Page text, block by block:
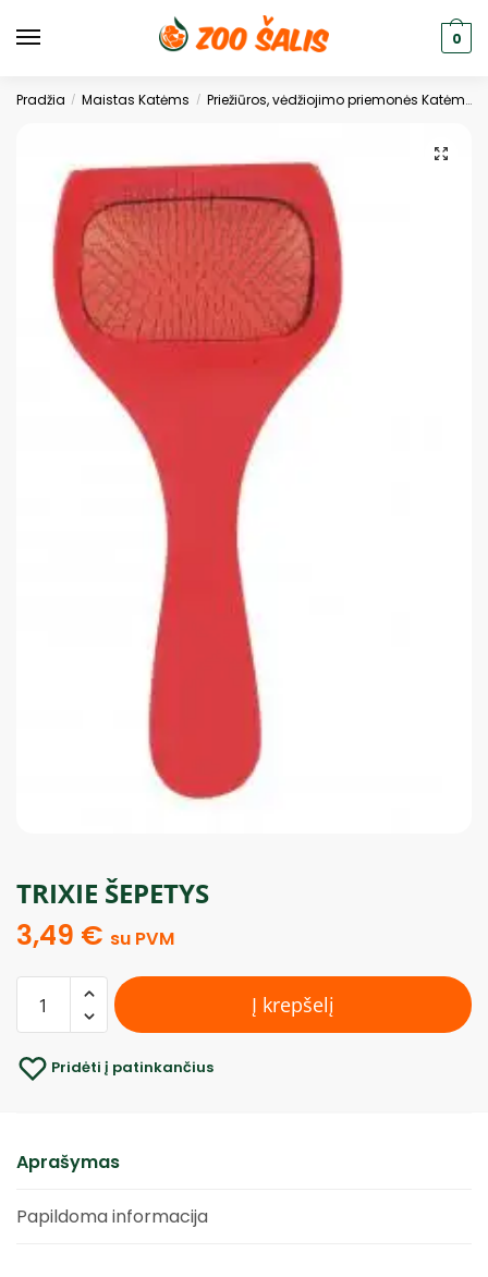
0
Pradžia / Maistas Katėms / Priežiūros, vėdžiojimo priemonės Katėms
TRIXIE ŠEPETYS
3,49 € su PVM
Į krepšelį
Pridėti į patinkančius
Aprašymas
Papildoma informacija